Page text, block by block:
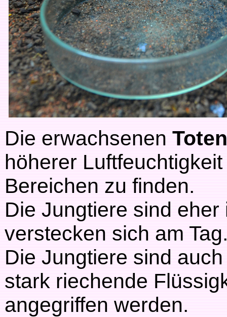
Die erwachsenen
höherer
Bereichen zu finden.
Die Jungtiere sind
verstecken sich am
Die Jungtiere sind
stark riechende
angegriffen werden.